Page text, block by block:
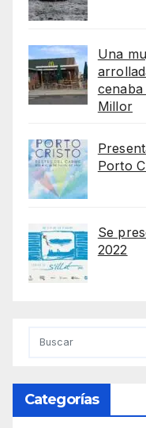
Una
cenaba
Millor
Porto
Se
2022
Categorías